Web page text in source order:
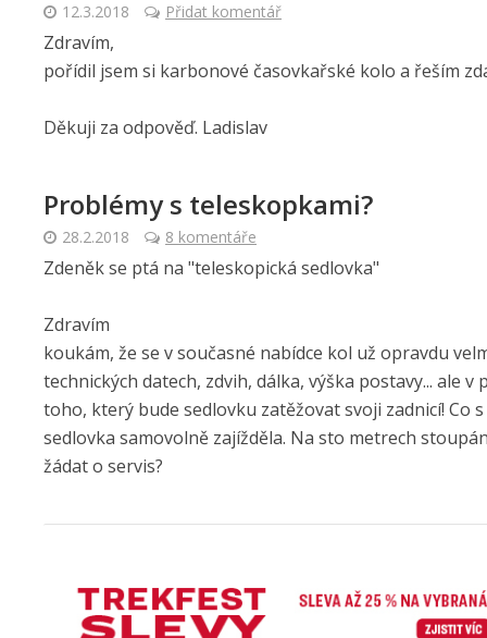
12.3.2018 Přidat komentář
Zdravím,
pořídil jsem si karbonové časovkařské kolo a řeším
Děkuji za odpověď. Ladislav
Problémy s teleskopkami?
28.2.2018 8 komentáře
Zdeněk se ptá na "teleskopická sedlovka"
Zdravím
koukám, že se v současné nabídce kol už opravdu
technických datech, zdvih, dálka, výška postavy... ale
toho, který bude sedlovku zatěžovat svoji zadnicí! Co
sedlovka samovolně zajížděla. Na sto metrech
žádat o servis?